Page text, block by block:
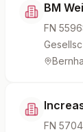
BM
FN
FN